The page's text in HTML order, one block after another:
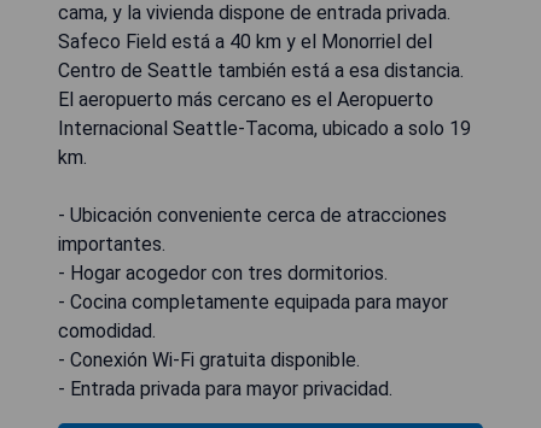
cama, y la vivienda dispone de entrada privada.
Safeco Field está a 40 km y el Monorriel del
Centro de Seattle también está a esa distancia.
El aeropuerto más cercano es el Aeropuerto
Internacional Seattle-Tacoma, ubicado a solo 19
km.
- Ubicación conveniente cerca de atracciones
importantes.
- Hogar acogedor con tres dormitorios.
- Cocina completamente equipada para mayor
comodidad.
- Conexión Wi-Fi gratuita disponible.
- Entrada privada para mayor privacidad.